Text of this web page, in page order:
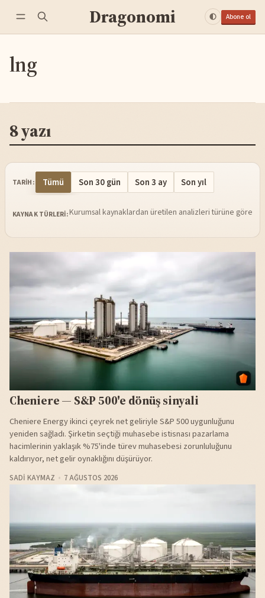
Dragonomi Abone ol
lng
8 yazı
TARIH: Tümü Son 30 gün Son 3 ay Son yıl
KAYNAK TÜRLERI:Kurumsal kaynaklardan üretilen analizleri türüne göre
Cheniere — S&P 500'e dönüş sinyali
Cheniere Energy ikinci çeyrek net geliriyle S&P 500 uygunluğunu
yeniden sağladı. Şirketin seçtiği muhasebe istisnası pazarlama
hacimlerinin yaklaşık %75'inde türev muhasebesi zorunluluğunu
kaldırıyor, net gelir oynaklığını düşürüyor.
SADI KAYMAZ 7 AĞUSTOS 2026